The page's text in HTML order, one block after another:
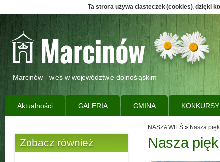
Ta strona używa ciasteczek (cookies), dzięki
Marcinów - wieś w województwie dolnośląskim
Aktualności GALERIA GMINA KONKURSY
Zobacz również Nasza
NASZA WIEŚ» Nasza